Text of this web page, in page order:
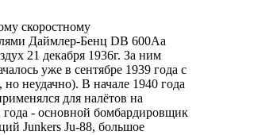
скоростному
Даймлер-Бенц DB 600Aa
21 декабря 1936г. За ним
уже в сентябре 1939 года с
неудачно). В начале 1940 года
для налётов на
- основной бомбардировщик
Junkers Ju-88, большое